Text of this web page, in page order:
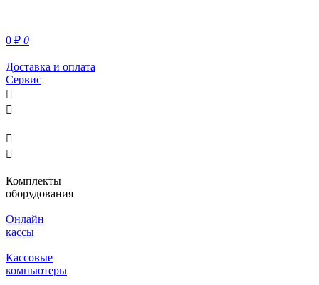
0 ₽ 0
Доставка и оплата
Сервис
Комплекты
оборудования
Онлайн
кассы
Кассовые
компьютеры